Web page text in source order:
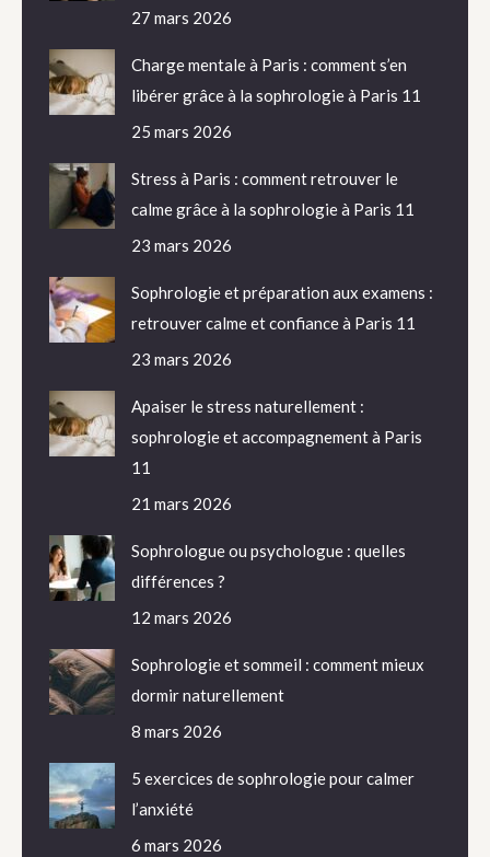
27 mars 2026
Charge mentale à Paris : comment s’en
libérer grâce à la sophrologie à Paris 11
25 mars 2026
Stress à Paris : comment retrouver le
calme grâce à la sophrologie à Paris 11
23 mars 2026
Sophrologie et préparation aux examens :
retrouver calme et confiance à Paris 11
23 mars 2026
Apaiser le stress naturellement :
sophrologie et accompagnement à Paris
11
21 mars 2026
Sophrologue ou psychologue : quelles
différences ?
12 mars 2026
Sophrologie et sommeil : comment mieux
dormir naturellement
8 mars 2026
5 exercices de sophrologie pour calmer
l’anxiété
6 mars 2026